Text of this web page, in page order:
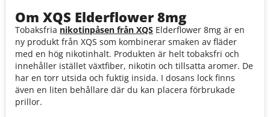
Om XQS Elderflower 8mg
Tobaksfria nikotinpåsen från XQS Elderflower 8mg är en
ny produkt från XQS som kombinerar smaken av fläder
med en hög nikotinhalt. Produkten är helt tobaksfri och
innehåller istället växtfiber, nikotin och tillsatta aromer. De
har en torr utsida och fuktig insida. I dosans lock finns
även en liten behållare där du kan placera förbrukade
prillor.